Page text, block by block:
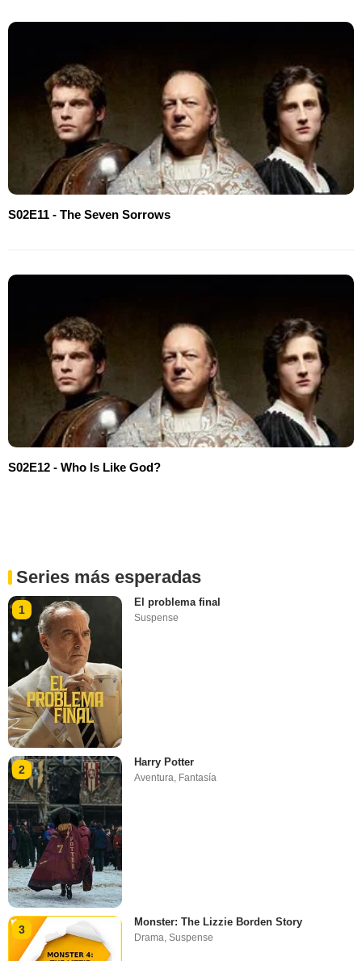
S02E11 - The Seven Sorrows
S02E12 - Who Is Like God?
Series más esperadas
1
El problema final
Suspense
2
Harry Potter
Aventura, Fantasía
3
Monster: The Lizzie Borden Story
Drama,Suspense